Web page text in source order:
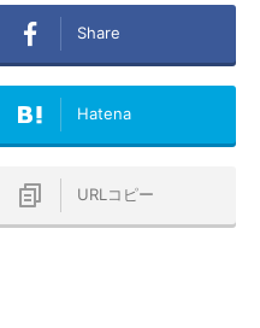
Share
Hatena
URLコピー